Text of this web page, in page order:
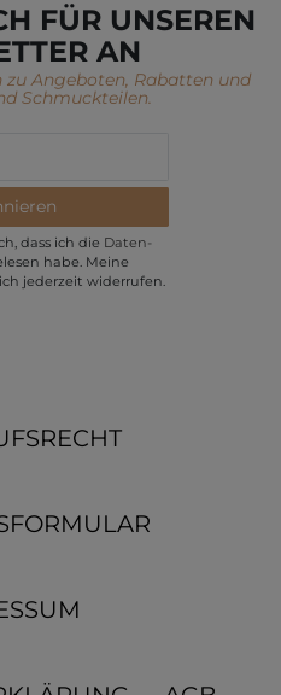
FÜR UNSEREN
AN
Angeboten, Rabatten und
Schmuckteilen.
dass ich die Daten­
habe. Meine
jederzeit widerrufen.